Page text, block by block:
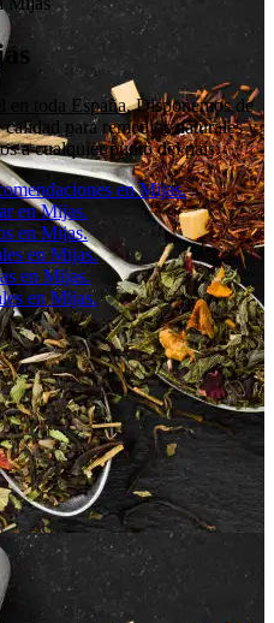
en toda España. Disponemos de
para remedios naturales y
a cualquier punto del país.
en Mijas.
en Mijas.
en Mijas.
en Mijas.
en Mijas.
en Mijas.